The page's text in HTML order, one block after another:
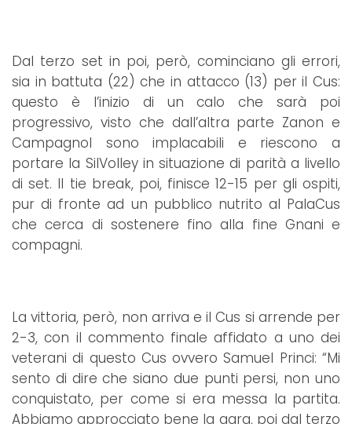
Dal terzo set in poi, però, cominciano gli errori,
sia in battuta (22) che in attacco (13) per il Cus:
questo è l’inizio di un calo che sarà poi
progressivo, visto che dall’altra parte Zanon e
Campagnol sono implacabili e riescono a
portare la SilVolley in situazione di parità a livello
di set. Il tie break, poi, finisce 12-15 per gli ospiti,
pur di fronte ad un pubblico nutrito al PalaCus
che cerca di sostenere fino alla fine Gnani e
compagni.
La vittoria, però, non arriva e il Cus si arrende per
2-3, con il commento finale affidato a uno dei
veterani di questo Cus ovvero Samuel Princi: “Mi
sento di dire che siano due punti persi, non uno
conquistato, per come si era messa la partita.
Abbiamo approcciato bene la gara, poi dal terzo